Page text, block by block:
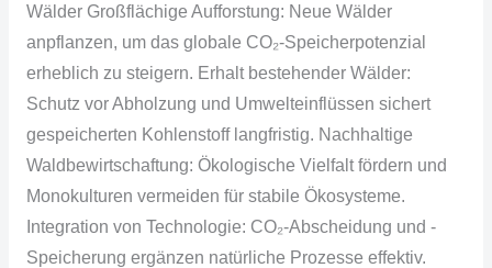
Wälder Großflächige Aufforstung: Neue Wälder
anpflanzen, um das globale CO₂-Speicherpotenzial
erheblich zu steigern. Erhalt bestehender Wälder:
Schutz vor Abholzung und Umwelteinflüssen sichert
gespeicherten Kohlenstoff langfristig. Nachhaltige
Waldbewirtschaftung: Ökologische Vielfalt fördern und
Monokulturen vermeiden für stabile Ökosysteme.
Integration von Technologie: CO₂-Abscheidung und -
Speicherung ergänzen natürliche Prozesse effektiv.